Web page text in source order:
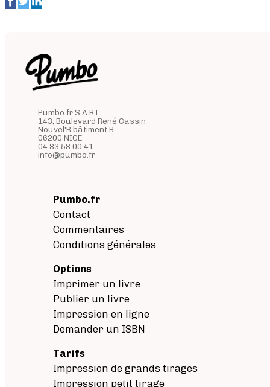
Pumbo.fr S.A.R.L
143, Boulevard René Cassin
Nouvel'R bâtiment B
06200 NICE
04 83 58 00 41
info@pumbo.fr
Pumbo.fr
Contact
Commentaires
Conditions générales
Options
Imprimer un livre
Publier un livre
Impression en ligne
Demander un ISBN
Tarifs
Impression de grands tirages
Impression petit tirage